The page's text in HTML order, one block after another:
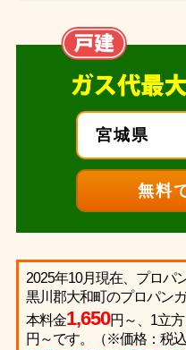
2025年10月現在、プロパ
黒川郡大和町のプロパン
本料金1,650円～、1立
円～です。（※価格：税込